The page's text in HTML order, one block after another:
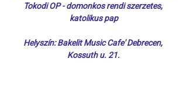
Tokodi OP - domonkos rendi szerzetes,
katolikus pap
Helyszín: Bakelit Music Cafe' Debrecen,
Kossuth u. 21.